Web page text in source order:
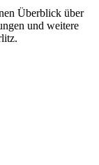
Überblick über
und weitere